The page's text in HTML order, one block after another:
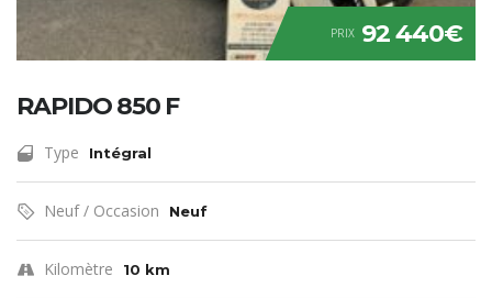
PRIX 92 440€
RAPIDO 850 F
Type Intégral
Neuf / Occasion Neuf
Kilomètre 10 km